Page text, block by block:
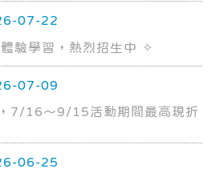
07-22
驗學習，熱烈招生中 ✧
07-09
7/16～9/15活動期間最高現折
06-25